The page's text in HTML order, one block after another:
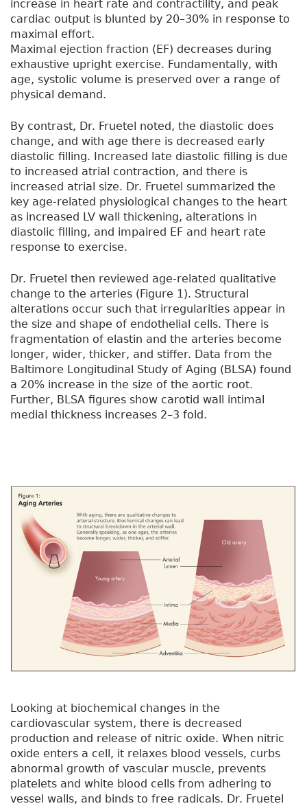
increase in heart rate and contractility, and peak
cardiac output is blunted by 20–30% in response to
maximal effort.
Maximal ejection fraction (EF) decreases during
exhaustive upright exercise. Fundamentally, with
age, systolic volume is preserved over a range of
physical demand.
By contrast, Dr. Fruetel noted, the diastolic does
change, and with age there is decreased early
diastolic filling. Increased late diastolic filling is due
to increased atrial contraction, and there is
increased atrial size. Dr. Fruetel summarized the
key age-related physiological changes to the heart
as increased LV wall thickening, alterations in
diastolic filling, and impaired EF and heart rate
response to exercise.
Dr. Fruetel then reviewed age-related qualitative
change to the arteries (Figure 1). Structural
alterations occur such that irregularities appear in
the size and shape of endothelial cells. There is
fragmentation of elastin and the arteries become
longer, wider, thicker, and stiffer. Data from the
Baltimore Longitudinal Study of Aging (BLSA) found
a 20% increase in the size of the aortic root.
Further, BLSA figures show carotid wall intimal
medial thickness increases 2–3 fold.
Looking at biochemical changes in the
cardiovascular system, there is decreased
production and release of nitric oxide. When nitric
oxide enters a cell, it relaxes blood vessels, curbs
abnormal growth of vascular muscle, prevents
platelets and white blood cells from adhering to
vessel walls, and binds to free radicals. Dr. Fruetel